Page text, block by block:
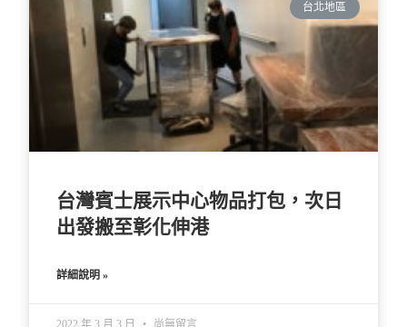
台北地區
台灣賓士展示中心物品打包，次日
出發搬至彰化伸港
詳細說明 »
2022 年 3 月 3 日 尚無留言